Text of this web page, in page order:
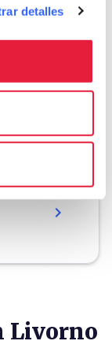
detalles
chevron_right
chevron_right
Livorno